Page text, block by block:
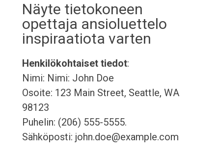
Näyte tietokoneen
opettaja ansioluettelo
inspiraatiota varten
Henkilökohtaiset tiedot:
Nimi: Nimi: John Doe
Osoite: 123 Main Street, Seattle, WA
98123
Puhelin: (206) 555-5555.
Sähköposti: john.doe@example.com